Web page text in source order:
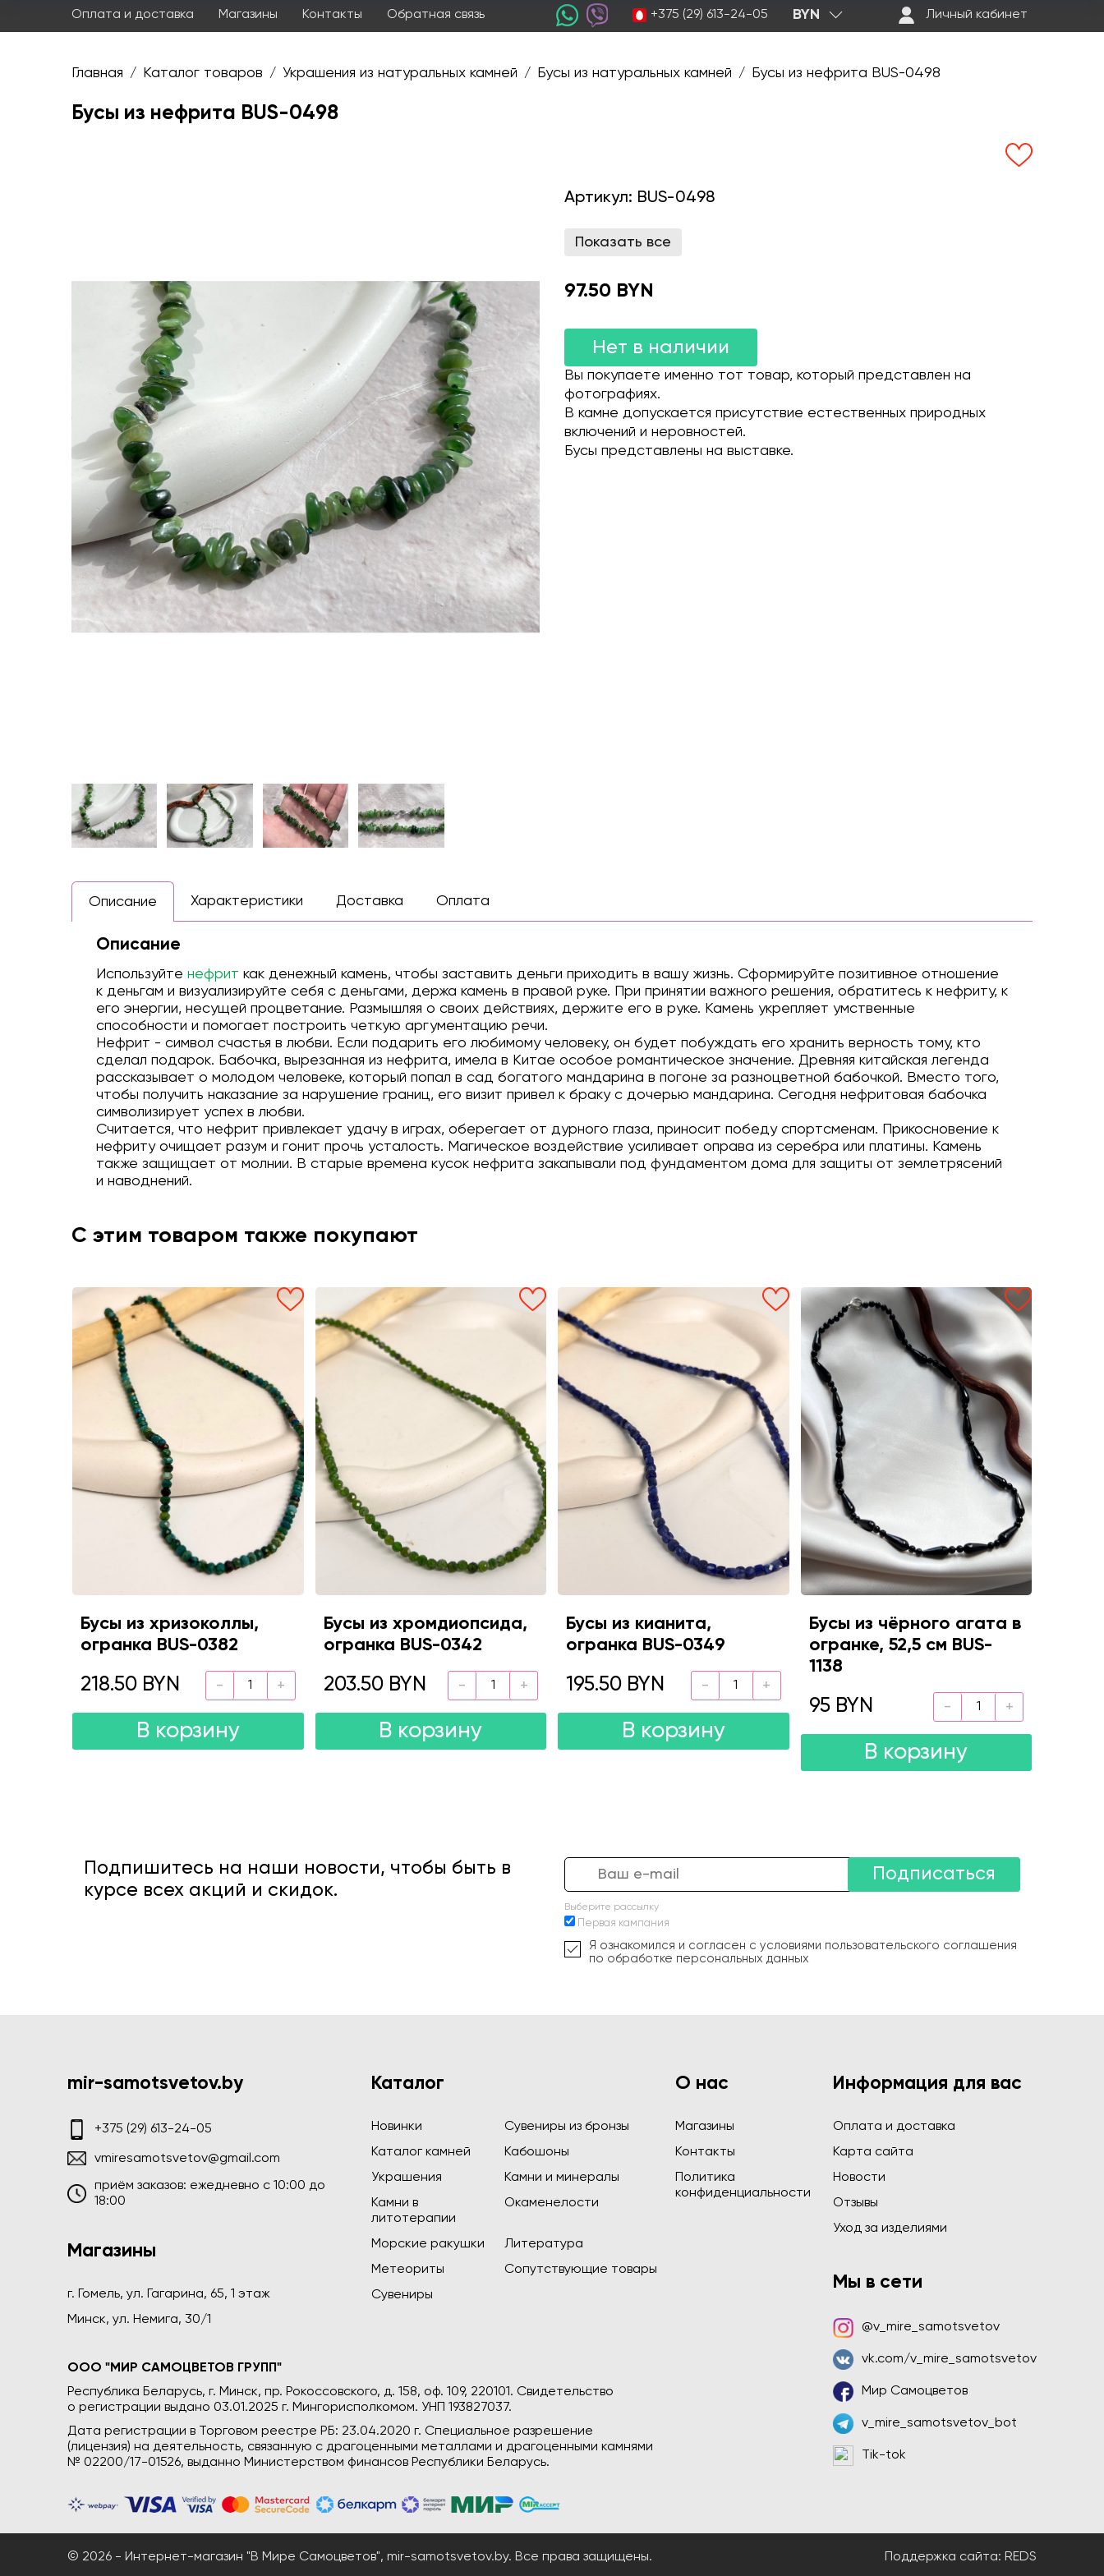
Оплата и доставка Магазины Контакты Обратная связь +375 (29) 613-24-05 BYN Личный кабинет
Главная / Каталог товаров / Украшения из натуральных камней / Бусы из натуральных камней / Бусы из нефрита BUS-0498
Бусы из нефрита BUS-0498
Артикул: BUS-0498
Показать все
97.50 BYN
Нет в наличии
Вы покупаете именно тот товар, который представлен на
фотографиях.
В камне допускается присутствие естественных природных
включений и неровностей.
Бусы представлены на выставке.
Описание Характеристики Доставка Оплата
Описание
Используйте нефрит как денежный камень, чтобы заставить деньги приходить в вашу жизнь. Сформируйте позитивное отношение
к деньгам и визуализируйте себя с деньгами, держа камень в правой руке. При принятии важного решения, обратитесь к нефриту, к
его энергии, несущей процветание. Размышляя о своих действиях, держите его в руке. Камень укрепляет умственные
способности и помогает построить четкую аргументацию речи.
Нефрит - символ счастья в любви. Если подарить его любимому человеку, он будет побуждать его хранить верность тому, кто
сделал подарок. Бабочка, вырезанная из нефрита, имела в Китае особое романтическое значение. Древняя китайская легенда
рассказывает о молодом человеке, который попал в сад богатого мандарина в погоне за разноцветной бабочкой. Вместо того,
чтобы получить наказание за нарушение границ, его визит привел к браку с дочерью мандарина. Сегодня нефритовая бабочка
символизирует успех в любви.
Считается, что нефрит привлекает удачу в играх, оберегает от дурного глаза, приносит победу спортсменам. Прикосновение к
нефриту очищает разум и гонит прочь усталость. Магическое воздействие усиливает оправа из серебра или платины. Камень
также защищает от молнии. В старые времена кусок нефрита закапывали под фундаментом дома для защиты от землетрясений
и наводнений.
С этим товаром также покупают
Бусы из хризоколлы,
огранка BUS-0382
218.50 BYN
В корзину
Бусы из хромдиопсида,
огранка BUS-0342
203.50 BYN
В корзину
Бусы из кианита,
огранка BUS-0349
195.50 BYN
В корзину
Бусы из чёрного агата в
огранке, 52,5 см BUS-
1138
95 BYN
В корзину
Подпишитесь на наши новости, чтобы быть в
курсе всех акций и скидок.
Подписаться
Выберите рассылку
Первая кампания
Я ознакомился и согласен с условиями пользовательского соглашения
по обработке персональных данных
mir-samotsvetov.by
+375 (29) 613-24-05
vmiresamotsvetov@gmail.com
приём заказов: ежедневно c 10:00 до
18:00
Магазины
г. Гомель, ул. Гагарина, 65, 1 этаж
Минск, ул. Немига, 30/1
Каталог
Новинки
Сувениры из бронзы
Каталог камней
Кабошоны
Украшения
Камни и минералы
Камни в
литотерапии
Окаменелости
Морские ракушки
Литература
Метеориты
Сопутствующие товары
Сувениры
ООО "МИР САМОЦВЕТОВ ГРУПП"
Республика Беларусь, г. Минск, пр. Рокоссовского, д. 158, оф. 109, 220101. Свидетельство
о регистрации выдано 03.01.2025 г. Мингорисполкомом. УНП 193827037.
Дата регистрации в Торговом реестре РБ: 23.04.2020 г. Специальное разрешение
(лицензия) на деятельность, связанную с драгоценными металлами и драгоценными камнями
№ 02200/17-01526, выданно Министерством финансов Республики Беларусь.
О нас
Магазины
Контакты
Политика
конфиденциальности
Информация для вас
Оплата и доставка
Карта сайта
Новости
Отзывы
Уход за изделиями
Мы в сети
@v_mire_samotsvetov
vk.com/v_mire_samotsvetov
Мир Самоцветов
v_mire_samotsvetov_bot
Tik-tok
© 2026 - Интернет-магазин "В Мире Самоцветов", mir-samotsvetov.by. Все права защищены. Поддержка сайта: REDS